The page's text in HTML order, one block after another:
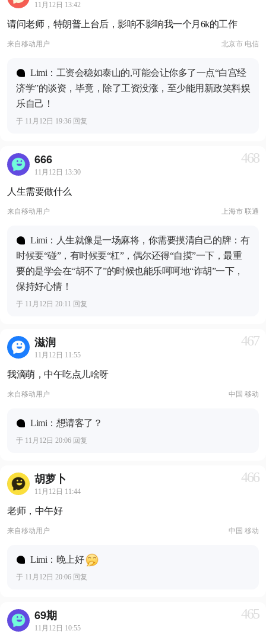
11月12日 13:42
请问老师，特朗普上台后，影响不影响我一个月6k的工作
来自移动用户 北京市 电信
Limi：工资会稳如泰山的,可能会让你多了一点“白宫经
济学”的谈资，毕竟，除了工资没涨，至少能用新政笑料娱
乐自己！
于 11月12日 19:36 回复
666
11月12日 13:30
468
人生需要做什么
来自移动用户 上海市 联通
Limi：人生就像是一场麻将，你需要摸清自己的牌：有
时候要“碰”，有时候要“杠”，偶尔还得“自摸”一下，最重
要的是学会在“胡不了”的时候也能乐呵呵地“诈胡”一下，
保持好心情！
于 11月12日 20:11 回复
滋润
11月12日 11:55
467
我滴萌，中午吃点儿啥呀
来自移动用户 中国 移动
Limi：想请客了？
于 11月12日 20:06 回复
胡萝卜
11月12日 11:44
466
老师，中午好
来自移动用户 中国 移动
Limi：晚上好
于 11月12日 20:06 回复
69期
11月12日 10:55
465